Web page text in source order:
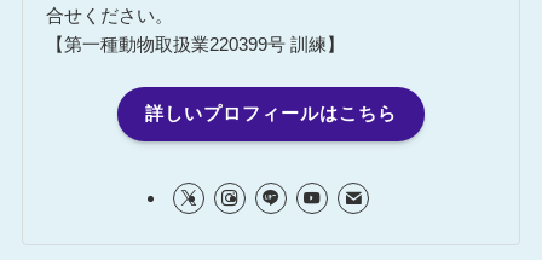
合せください。
【第一種動物取扱業220399号 訓練】
詳しいプロフィールはこちら